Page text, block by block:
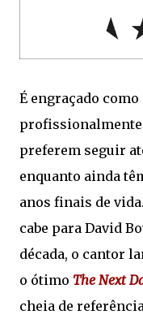
É engraçado
profissionalmente
preferem seguir
enquanto ainda
anos finais de
cabe para David
década, o cantor
o ótimo The Next
cheia de